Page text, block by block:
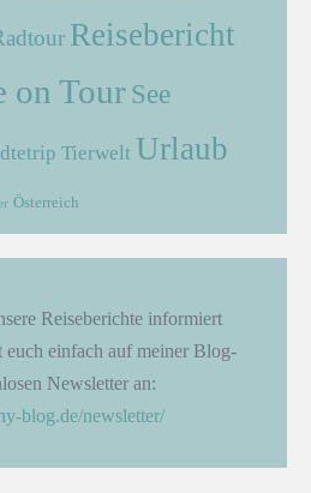
Reisebericht
on Tour See
Tierwelt Urlaub
Österreich
Reiseberichte informiert
euch einfach auf meiner Blog-
Newsletter an:
blog.de/newsletter/